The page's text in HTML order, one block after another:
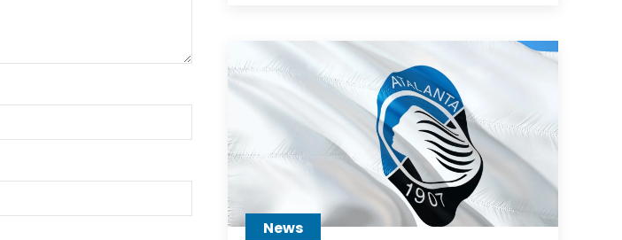
voci
dall’Inghilterra
per
Scalvini:
pilastro
di
Sarri
o
sacrificabile?
News